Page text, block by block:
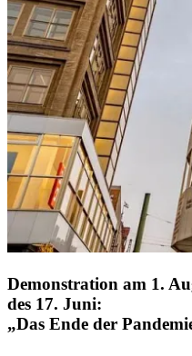
Demonstration am 1.
des 17. Juni:
„Das Ende der